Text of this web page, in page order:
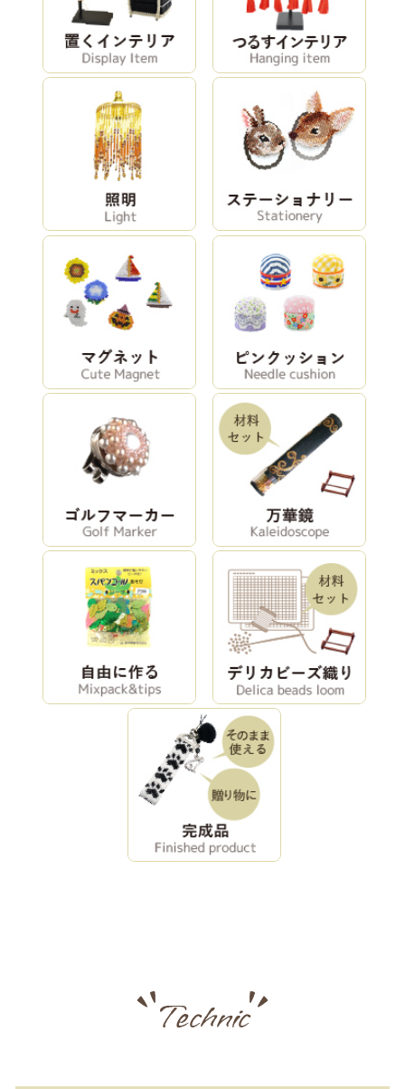
ビーズランプキ
ット「パープル/
ブルー」
グキット（あせ
び）
コーラルイヤリ
ングキット
(Blue/ブルー)
もくもくイヤリ
ングキット（ナ
チュラル）
もくもくイヤリ
ングキット（ブ
おでかけブロー
チキット（キャ
クロスのペンダ
ント
ネジッテ
BONSAI（桜）
ネジッテ
BONSAI（梅）